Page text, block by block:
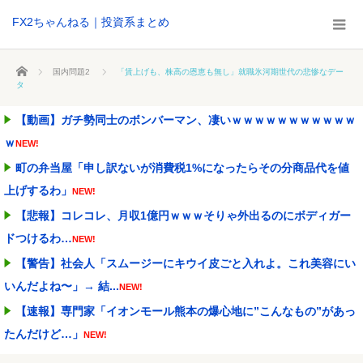
FX2ちゃんねる｜投資系まとめ
ホーム 国内問題2
「賃上げも、株高の恩恵も無し」就職氷河期世代の悲惨なデー
タ
【動画】ガチ勢同士のボンバーマン、凄いｗｗｗｗｗｗｗｗｗｗｗ
ｗNEW!
町の弁当屋「申し訳ないが消費税1%になったらその分商品代を値
上げするわ」 NEW!
【悲報】コレコレ、月収1億円ｗｗｗそりゃ外出るのにボディガー
ドつけるわ…NEW!
【警告】社会人「スムージーにキウイ皮ごと入れよ。これ美容にい
いんだよね〜」→ 結...NEW!
【速報】専門家「イオンモール熊本の爆心地に”こんなもの”があっ
たんだけど…」 NEW!